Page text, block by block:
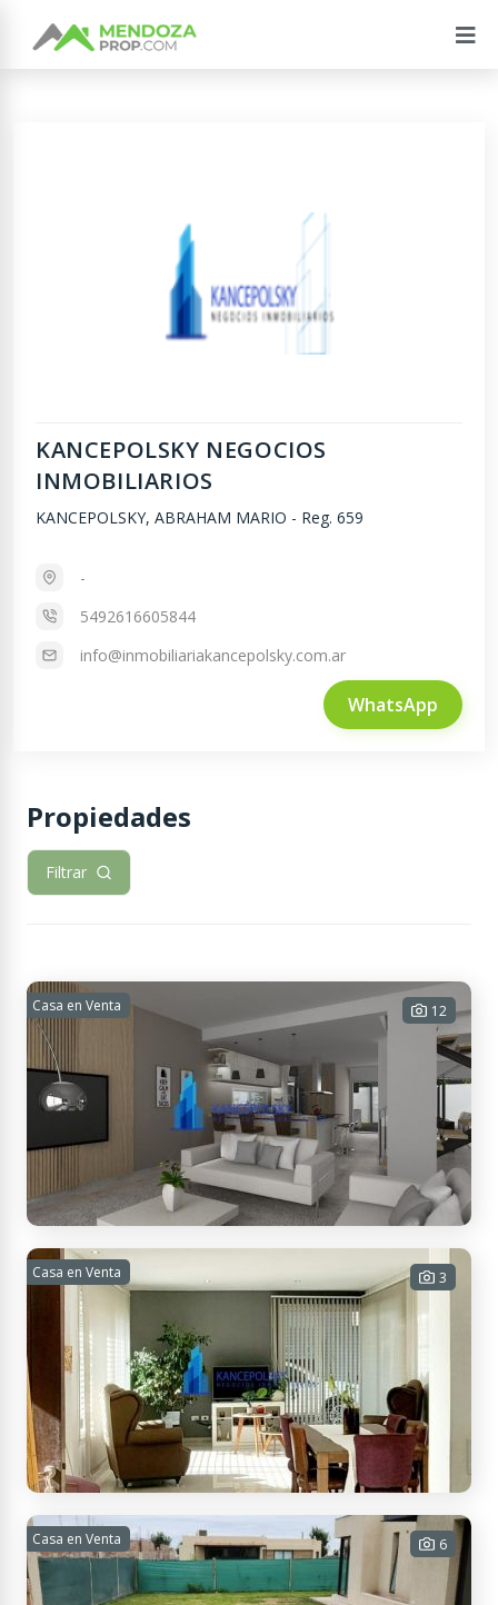
KANCEPOLSKY NEGOCIOS
INMOBILIARIOS
KANCEPOLSKY, ABRAHAM MARIO - Reg. 659
-
5492616605844
info@inmobiliariakancepolsky.com.ar
WhatsApp
Propiedades
Filtrar
Casa en Venta 12
Azcuénaga, Luján de Cuyo, Mendoza, Argentina
TERRAZAS PARK LULUNTA. A ESTRENAR
3 habitaciones - 2 baños - 2
cocheras - 180 m² Cub. - 354 m² Tot.
USD 230.000 Contactar
Casa en Venta 3
Viamonte 393, M5519 San José, Mendoza, Argentina
HUERTO DEL SOL. CHACRAS DE CORIA.
2 habitaciones - 1 baño - 2 cocheras
Casa en Venta 6